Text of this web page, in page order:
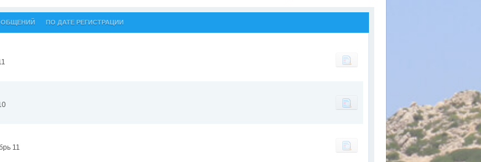
ПО ДАТЕ РЕГИСТРАЦИИ
11